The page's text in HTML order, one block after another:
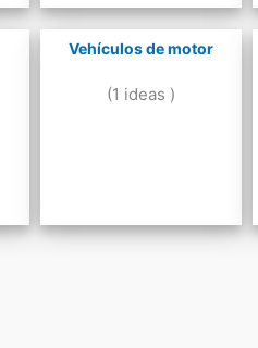
Vehículos de motor
(1 ideas )